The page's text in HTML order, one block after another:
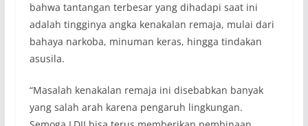
bahwa tantangan terbesar yang dihadapi saat ini
adalah tingginya angka kenakalan remaja, mulai dari
bahaya narkoba, minuman keras, hingga tindakan
asusila.
“Masalah kenakalan remaja ini disebabkan banyak
yang salah arah karena pengaruh lingkungan.